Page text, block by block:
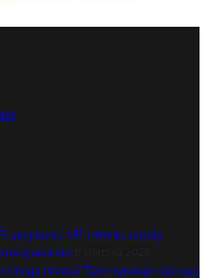
przy kasie. UE zmienia zasady
wartości
innego miasta? Takie sytuacje zdarzają